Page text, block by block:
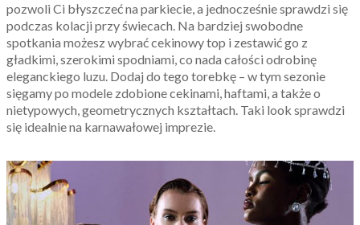
pozwoli Ci błyszczeć na parkiecie, a jednocześnie sprawdzi się
podczas kolacji przy świecach. Na bardziej swobodne
spotkania możesz wybrać cekinowy top i zestawić go z
gładkimi, szerokimi spodniami, co nada całości odrobinę
eleganckiego luzu. Dodaj do tego torebkę – w tym sezonie
sięgamy po modele zdobione cekinami, haftami, a także o
nietypowych, geometrycznych kształtach. Taki look sprawdzi
się idealnie na karnawałowej imprezie.